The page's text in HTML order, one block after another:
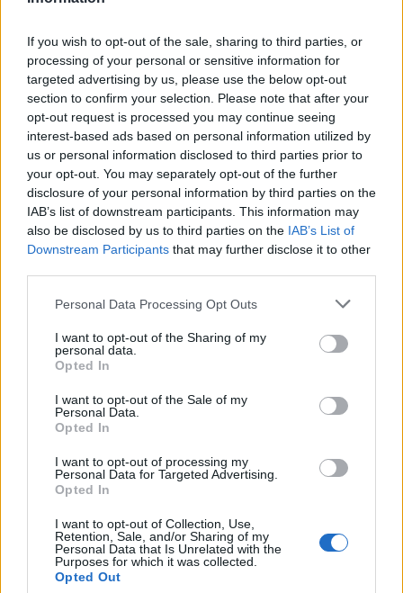
If you wish to opt-out of the sale, sharing to third parties, or
processing of your personal or sensitive information for
targeted advertising by us, please use the below opt-out
section to confirm your selection. Please note that after your
opt-out request is processed you may continue seeing
interest-based ads based on personal information utilized by
us or personal information disclosed to third parties prior to
your opt-out. You may separately opt-out of the further
disclosure of your personal information by third parties on the
IAB’s list of downstream participants. This information may
also be disclosed by us to third parties on the IAB’s List of
Downstream Participants that may further disclose it to other
Personal Data Processing Opt Outs
I want to opt-out of the Sharing of my
personal data.
Opted In
I want to opt-out of the Sale of my
Personal Data.
Opted In
I want to opt-out of processing my
Personal Data for Targeted Advertising.
Opted In
I want to opt-out of Collection, Use,
Retention, Sale, and/or Sharing of my
Personal Data that Is Unrelated with the
Purposes for which it was collected.
Opted Out
Ψωρίαση: Τα νέα φάρμακα για την παχυσαρκία
ίσως προσφέρουν πρόσθε…
25 Ιουλίου 2026, 08:29
Επιστήμη- Υγεία: Οι οικονομικές δυσκολίες
επιταχύνουν τη γνωστικ…